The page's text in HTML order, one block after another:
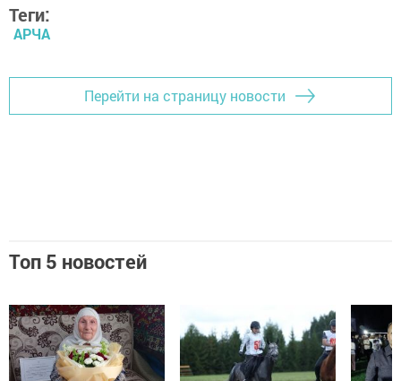
Теги:
АРЧА
Перейти на страницу новости
Топ 5 новостей